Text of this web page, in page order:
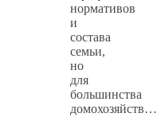
нормативов
и
состава
семьи,
но
для
большинства
домохозяйств…